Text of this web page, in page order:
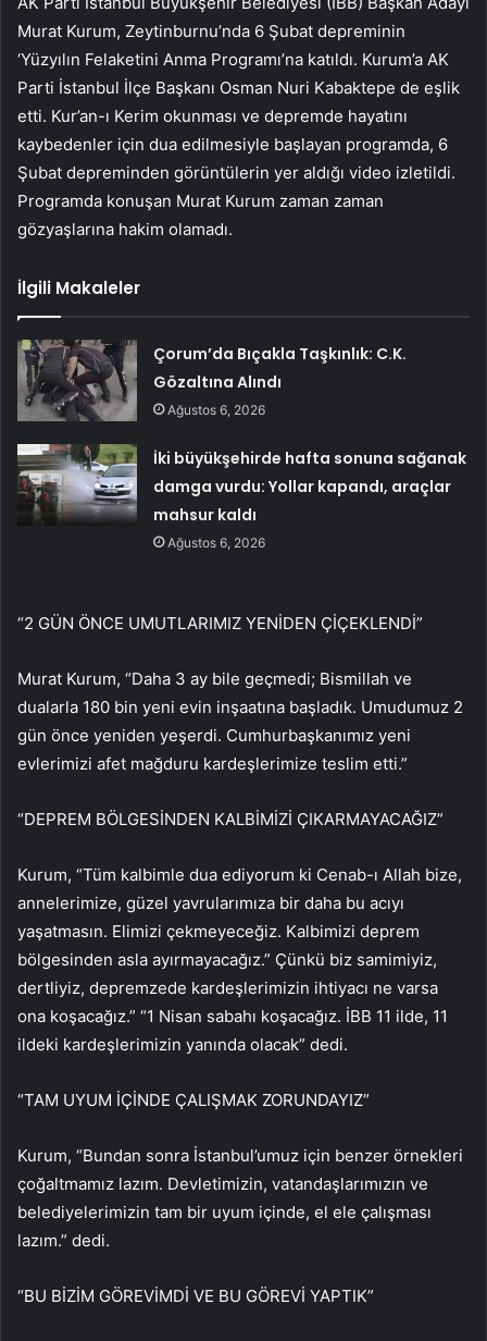
Murat Kurum, Zeytinburnu’nda 6 Şubat depreminin
‘Yüzyılın Felaketini Anma Programı’na katıldı. Kurum’a AK
Parti İstanbul İlçe Başkanı Osman Nuri Kabaktepe de eşlik
etti. Kur’an-ı Kerim okunması ve depremde hayatını
kaybedenler için dua edilmesiyle başlayan programda, 6
Şubat depreminden görüntülerin yer aldığı video izletildi.
Programda konuşan Murat Kurum zaman zaman
gözyaşlarına hakim olamadı.
İlgili Makaleler
Çorum’da Bıçakla Taşkınlık: C.K.
Gözaltına Alındı
Ağustos 6, 2026
İki büyükşehirde hafta sonuna sağanak
damga vurdu: Yollar kapandı, araçlar
mahsur kaldı
Ağustos 6, 2026
“2 GÜN ÖNCE UMUTLARIMIZ YENİDEN ÇİÇEKLENDİ”
Murat Kurum, “Daha 3 ay bile geçmedi; Bismillah ve
dualarla 180 bin yeni evin inşaatına başladık. Umudumuz 2
gün önce yeniden yeşerdi. Cumhurbaşkanımız yeni
evlerimizi afet mağduru kardeşlerimize teslim etti.”
“DEPREM BÖLGESİNDEN KALBİMİZİ ÇIKARMAYACAĞIZ”
Kurum, “Tüm kalbimle dua ediyorum ki Cenab-ı Allah bize,
annelerimize, güzel yavrularımıza bir daha bu acıyı
yaşatmasın. Elimizi çekmeyeceğiz. Kalbimizi deprem
bölgesinden asla ayırmayacağız.” Çünkü biz samimiyiz,
dertliyiz, depremzede kardeşlerimizin ihtiyacı ne varsa
ona koşacağız.” “1 Nisan sabahı koşacağız. İBB 11 ilde, 11
ildeki kardeşlerimizin yanında olacak” dedi.
“TAM UYUM İÇİNDE ÇALIŞMAK ZORUNDAYIZ”
Kurum, “Bundan sonra İstanbul’umuz için benzer örnekleri
çoğaltmamız lazım. Devletimizin, vatandaşlarımızın ve
belediyelerimizin tam bir uyum içinde, el ele çalışması
lazım.” dedi.
“BU BİZİM GÖREVİMDİ VE BU GÖREVİ YAPTIK”